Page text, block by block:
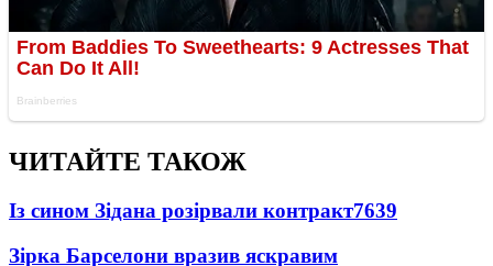
ЧИТАЙТЕ ТАКОЖ
Із сином Зідана розірвали контракт7639
Зірка Барселони вразив яскравим